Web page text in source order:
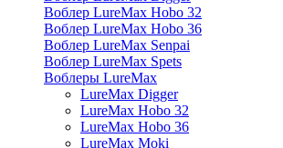
Воблер LureMax Hobo 32
Воблер LureMax Hobo 36
Воблер LureMax Senpai
Воблер LureMax Spets
Воблеры LureMax
LureMax Digger
LureMax Hobo 32
LureMax Hobo 36
LureMax Moki